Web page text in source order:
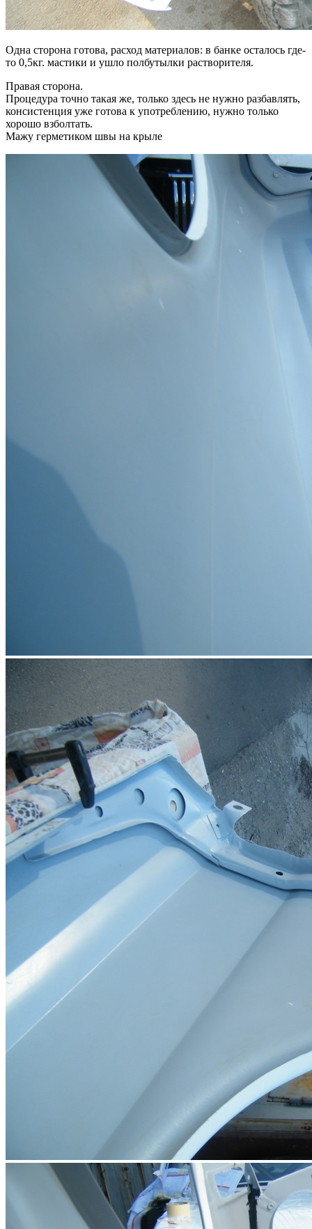
Одна сторона готова, расход материалов: в банке осталось где-
то 0,5кг. мастики и ушло полбутылки растворителя.
Правая сторона.
Процедура точно такая же, только здесь не нужно разбавлять,
консистенция уже готова к употреблению, нужно только
хорошо взболтать.
Мажу герметиком швы на крыле